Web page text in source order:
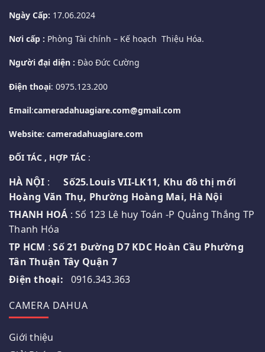
Ngày Cấp: 17.06.2024
Nơi cấp : Phòng Tài chính – Kế hoạch Thiệu Hóa.
Người đại diện : Đào Đức Cường
Điện thoại: 0975.123.200
Email:cameradahuagiare.com@gmail.com
Website: cameradahuagiare.com
ĐỐI TÁC , HỢP TÁC :
HÀ NỘI :
Số25.Louis VII-LK11, Khu đô thị mới
Hoàng Văn Thụ, Phường Hoàng Mai, Hà Nội
THANH HOÁ : Số 123 Lê huy Toán -P Quảng Thắng TP
Thanh Hóa
TP HCM :Số 21 Đường D7 KDC Hoàn Cầu Phường
Tân Thuận Tây Quận 7
Điện thoại: 0916.343.363
CAMERA DAHUA
Giới thiệu